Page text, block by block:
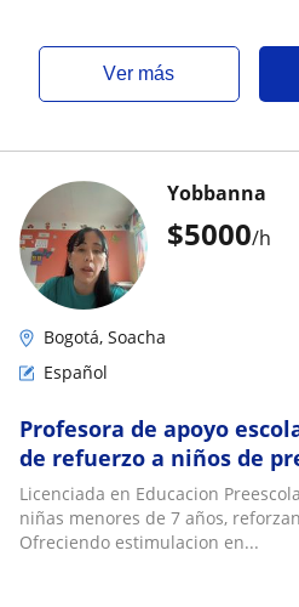
ver más
$5000/h
Yobbanna
Bogotá, Soacha
Español
Profesora de apoyo
de refuerzo a niños de
Licenciada en Educacion
niñas menores de 7 años,
Ofreciendo estimulacion en...